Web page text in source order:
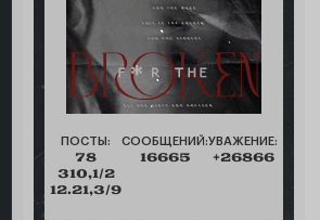
ПОСТЫ:
78
310,1/2
12.21,3/9
СООБЩЕНИЙ:
16665
УВАЖЕНИЕ:
+26866